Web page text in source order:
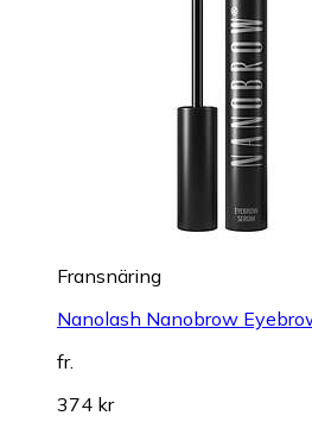
Fransnäring
Nanolash Nanobrow
fr.
374 kr